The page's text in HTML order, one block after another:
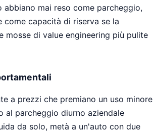
mai reso come parcheggio,
capacità di riserva se la
mosse di value engineering più pulite
a prezzi che premiano un uso minore
al parcheggio diurno aziendale
da solo, metà a un'auto con due